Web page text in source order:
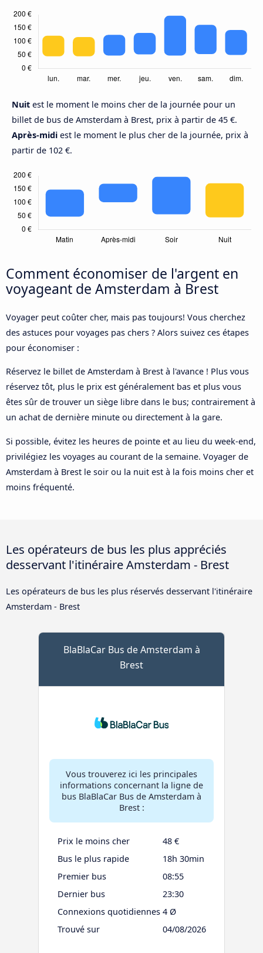
Nuit est le moment le moins cher de la journée pour un
billet de bus de Amsterdam à Brest, prix à partir de 45 €.
Après-midi est le moment le plus cher de la journée, prix à
partir de 102 €.
Comment économiser de l'argent en
voyageant de Amsterdam à Brest
Voyager peut coûter cher, mais pas toujours! Vous cherchez
des astuces pour voyages pas chers ? Alors suivez ces étapes
pour économiser :
Réservez le billet de Amsterdam à Brest à l'avance ! Plus vous
réservez tôt, plus le prix est généralement bas et plus vous
êtes sûr de trouver un siège libre dans le bus; contrairement à
un achat de dernière minute ou directement à la gare.
Si possible, évitez les heures de pointe et au lieu du week-end,
privilégiez les voyages au courant de la semaine. Voyager de
Amsterdam à Brest le soir ou la nuit est à la fois moins cher et
moins fréquenté.
Les opérateurs de bus les plus appréciés
desservant l'itinéraire Amsterdam - Brest
Les opérateurs de bus les plus réservés desservant l'itinéraire
Amsterdam - Brest
BlaBlaCar Bus de Amsterdam à
Brest
Vous trouverez ici les principales
informations concernant la ligne de
bus BlaBlaCar Bus de Amsterdam à
Brest :
Prix le moins cher
48 €
Bus le plus rapide
18h 30min
Premier bus
08:55
Dernier bus
23:30
Connexions quotidiennes 4 Ø
Trouvé sur
04/08/2026